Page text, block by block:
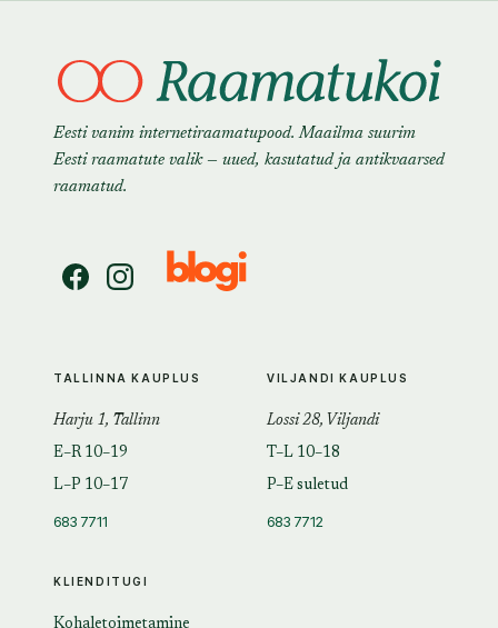
Eesti vanim internetiraamatupood. Maailma suurim
Eesti raamatute valik — uued, kasutatud ja antikvaarsed
raamatud.
KLIENDITUGI
TALLINNA KAUPLUS
Harju 1, Tallinn
E–R 10–19
L–P 10–17
683 7711
VILJANDI KAUPLUS
Lossi 28, Viljandi
T–L 10–18
P–E suletud
683 7712